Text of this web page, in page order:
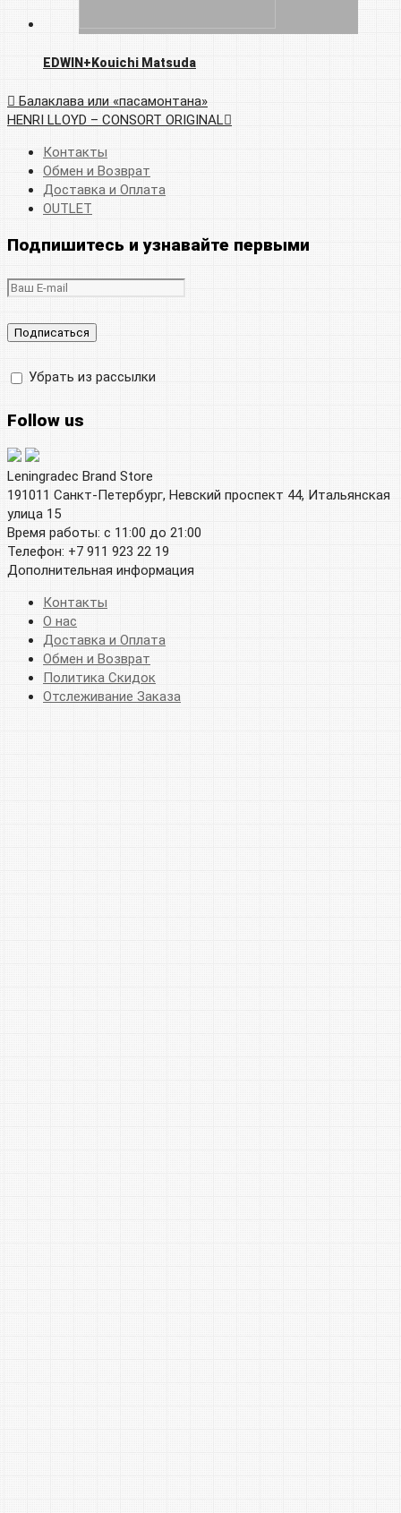
EDWIN+Kouichi Matsuda
Балаклава или «пасамонтана»
HENRI LLOYD – CONSORT ORIGINAL
Контакты
Обмен и Возврат
Доставка и Оплата
OUTLET
Подпишитесь и узнавайте первыми
Убрать из рассылки
Follow us
Leningradec Brand Store
191011 Санкт-Петербург, Невский проспект 44, Итальянская
улица 15
Время работы: с 11:00 до 21:00
Телефон: +7 911 923 22 19
Дополнительная информация
Контакты
О нас
Доставка и Оплата
Обмен и Возврат
Политика Скидок
Отслеживание Заказа